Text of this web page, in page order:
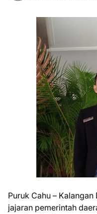
Puruk Cahu –
jajaran pemerintah